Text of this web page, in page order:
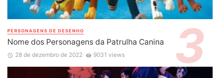
PERSONAGENS DE DESENHO
Nome dos Personagens da Patrulha Canina
28 de dezembro de 2022 9031 views